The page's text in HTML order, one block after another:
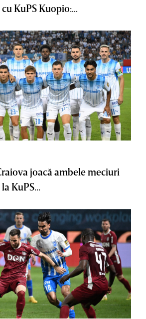
KuPS Kuopio:...
joacă ambele meciuri
KuPS...